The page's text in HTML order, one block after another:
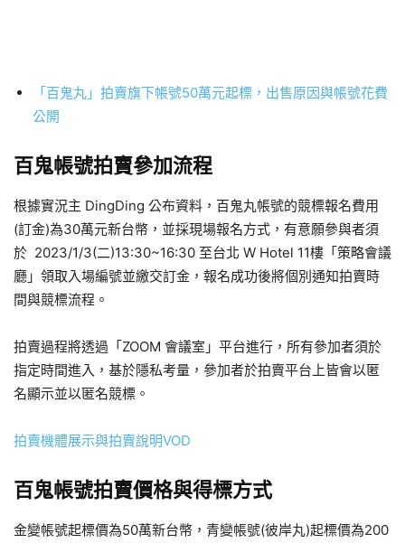
「百鬼丸」拍賣旗下帳號50萬元起標，出售原因與帳號花費
公開
百鬼帳號拍賣參加流程
根據實況主 DingDing 公布資料，百鬼丸帳號的競標報名費用
(訂金)為30萬元新台幣，並採現場報名方式，有意願參與者須
於 2023/1/3(二)13:30~16:30 至台北 W Hotel 11樓「策略會議
廳」領取入場編號並繳交訂金，報名成功後將個別通知拍賣時
間與競標流程。
拍賣過程將透過「ZOOM 會議室」平台進行，所有參加者須於
指定時間進入，基於隱私考量，參加者於拍賣平台上皆會以匿
名顯示並以匿名競標。
拍賣機體展示與拍賣說明VOD
百鬼帳號拍賣價格與得標方式
金變帳號起標價為50萬新台幣，青變帳號(彼岸丸)起標價為200